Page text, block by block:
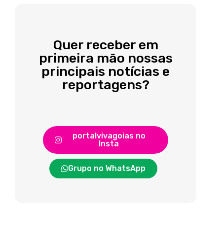
Quer receber em
primeira mão nossas
principais notícias e
reportagens?
portalvivagoias no
Insta
Grupo no WhatsApp